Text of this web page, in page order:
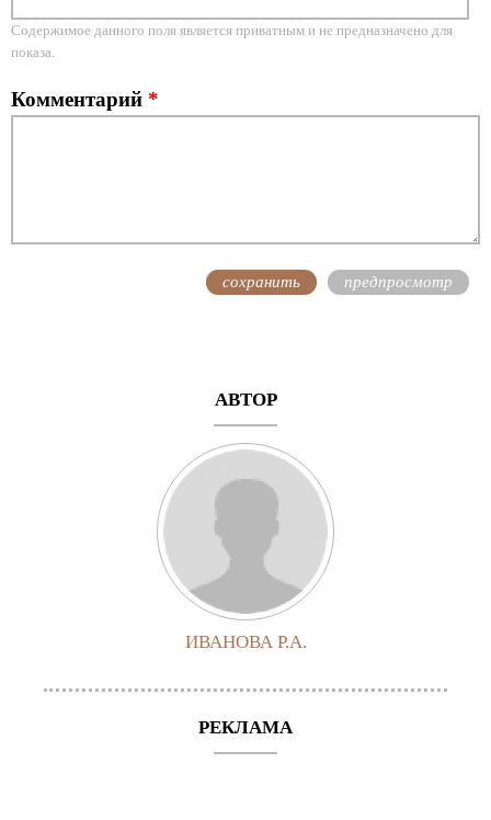
Содержимое данного поля является приватным и не предназначено для
показа.
Комментарий *
АВТОР
ИВАНОВА Р.А.
РЕКЛАМА